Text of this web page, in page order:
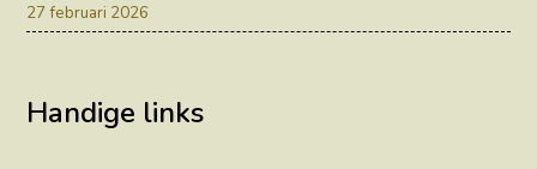
27 februari 2026
Handige links